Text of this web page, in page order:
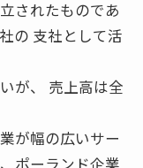
されたものであ
の 支社として活
が、 売上高は全
が幅の広いサー
ポーランド企業